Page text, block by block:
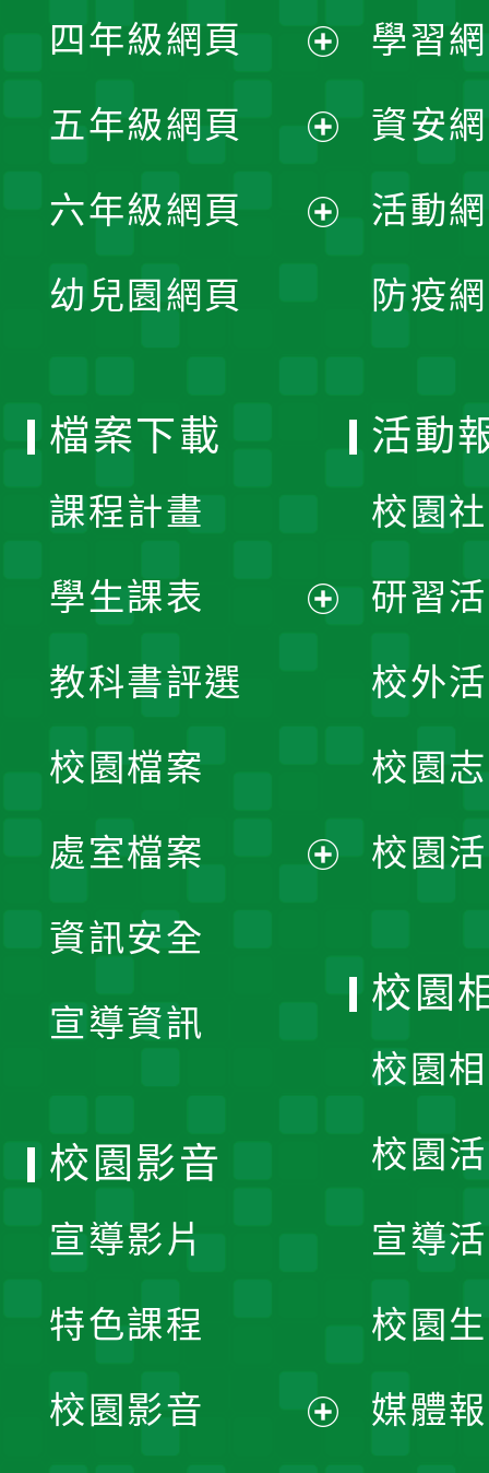
單
選
單
開
選
單
四年級網頁
開
選
五年級網頁
開
六年級網頁
幼兒園網頁
學習
資安
活動
防疫
檔案下載
課程計畫
學生課表
單
教科書評選
校園檔案
處室檔案
資訊安全
宣導資訊
活動
校園
研習
校外
校園
校園
校園
校園
校園
宣導
校園
媒體
校園影音
宣導影片
特色課程
校園影音